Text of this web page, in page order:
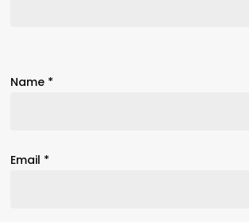
Name *
Email *